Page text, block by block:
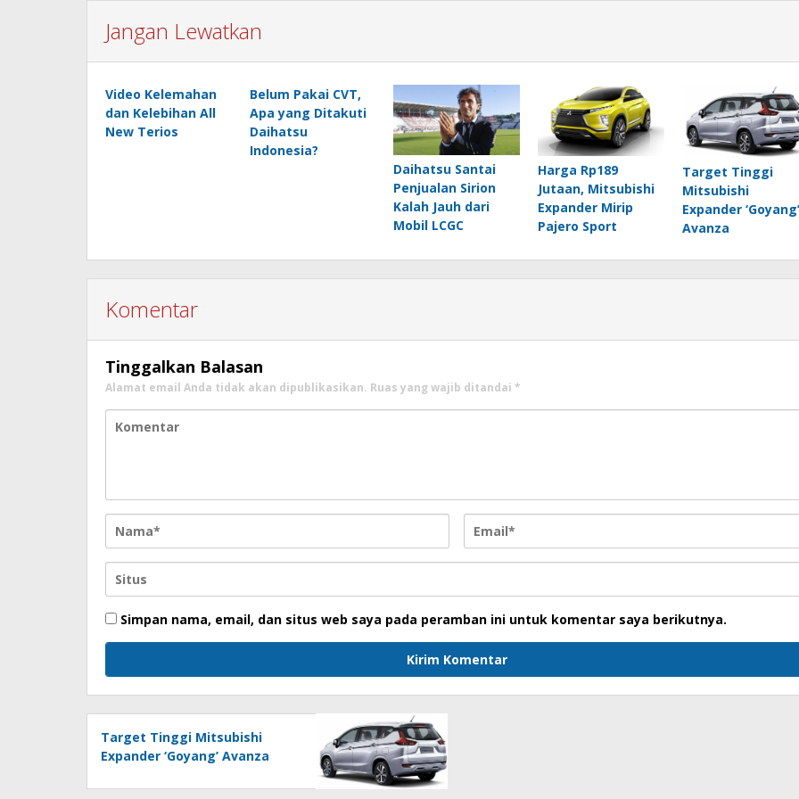
Jangan Lewatkan
Video Kelemahan
dan Kelebihan All
New Terios
Belum Pakai CVT,
Apa yang Ditakuti
Daihatsu
Indonesia?
Daihatsu Santai
Penjualan Sirion
Kalah Jauh dari
Mobil LCGC
Harga Rp189
Jutaan, Mitsubishi
Expander Mirip
Pajero Sport
Target Tinggi
Mitsubishi
Expander ‘Goyang’
Avanza
Komentar
Tinggalkan Balasan
Alamat email Anda tidak akan dipublikasikan. Ruas yang wajib ditandai *
Simpan nama, email, dan situs web saya pada peramban ini untuk komentar saya berikutnya.
Target Tinggi Mitsubishi
Expander ‘Goyang’ Avanza